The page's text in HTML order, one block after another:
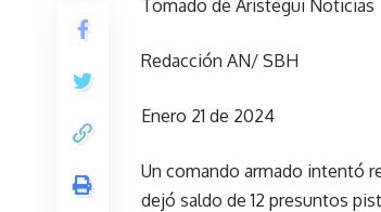
Tomado de Aristegui Noticias
Redacción AN/ SBH
Enero 21 de 2024
Un comando armado intentó
dejó saldo de 12 presuntos